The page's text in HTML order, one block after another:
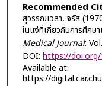
Recommended
สุวรรณเวลา, จรัส
ในแง่ที่เกี่ยวกับการศึกษ
Medical Journal:
DOI: https://doi.org/
Available at:
https://